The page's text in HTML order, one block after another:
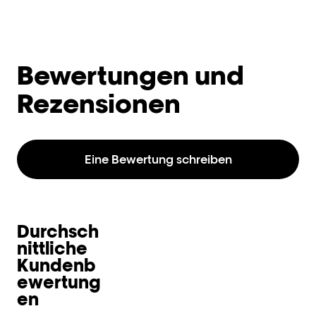
Bewertungen und
Rezensionen
Eine Bewertung schreiben
Durchsch
nittliche
Kundenb
ewertung
en